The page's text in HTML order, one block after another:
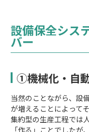
設備保全シス
バー
①機械化・自
当然のことながら、設
が増えることによって
集約型の生産工程では
「作る」ことでしたが